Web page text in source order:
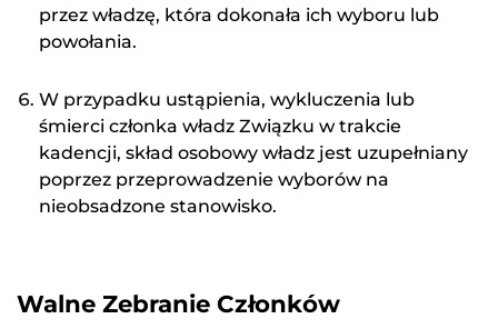
przez władzę, która dokonała ich wyboru lub
powołania.
W przypadku ustąpienia, wykluczenia lub
śmierci członka władz Związku w trakcie
kadencji, skład osobowy władz jest uzupełniany
poprzez przeprowadzenie wyborów na
nieobsadzone stanowisko.
Walne Zebranie Członków